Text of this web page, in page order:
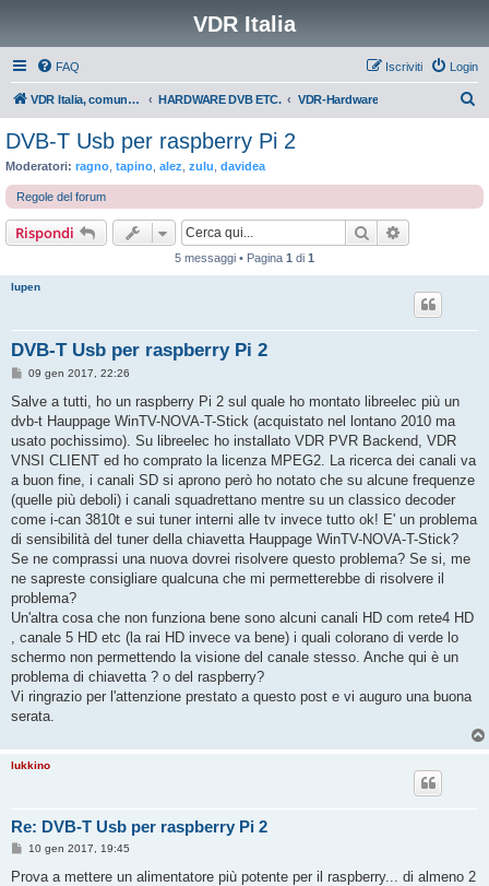
VDR Italia
FAQ Login
Iscriviti
VDR Italia, comunità italiana utilizzatori VDR HARDWARE DVB ETC. VDR-Hardware
a
DVB-T Usb per raspberry Pi 2
Moderatori: ragno tapino alez zulu davidea
Regole del forum
Rispondi Cerca
5 messaggi • Pagina 1 di 1
lupen
DVB-T Usb per raspberry Pi 2
M
s
a
g
i
o
09 gen 2017, 22:26
Salve a tutti, ho un raspberry Pi 2 sul quale ho montato libreelec più un
dvb-t Hauppage WinTV-NOVA-T-Stick (acquistato nel lontano 2010 ma
usato pochissimo). Su libreelec ho installato VDR PVR Backend, VDR
VNSI CLIENT ed ho comprato la licenza MPEG2. La ricerca dei canali va
a buon fine, i canali SD si aprono però ho notato che su alcune frequenze
(quelle più deboli) i canali squadrettano mentre su un classico decoder
come i-can 3810t e sui tuner interni alle tv invece tutto ok! E' un problema
di sensibilità del tuner della chiavetta Hauppage WinTV-NOVA-T-Stick?
Se ne comprassi una nuova dovrei risolvere questo problema? Se si, me
ne sapreste consigliare qualcuna che mi permetterebbe di risolvere il
problema?
Un'altra cosa che non funziona bene sono alcuni canali HD com rete4 HD
, canale 5 HD etc (la rai HD invece va bene) i quali colorano di verde lo
schermo non permettendo la visione del canale stesso. Anche qui è un
problema di chiavetta ? o del raspberry?
Vi ringrazio per l'attenzione prestato a questo post e vi auguro una buona
serata.
lukkino
Re: DVB-T Usb per raspberry Pi 2
M
s
10 gen 2017, 19:45
Prova a mettere un alimentatore più potente per il raspberry... di almeno 2